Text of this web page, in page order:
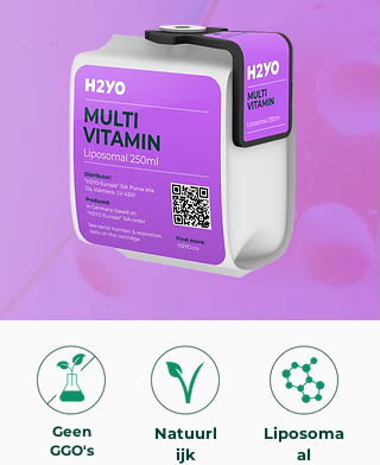
Geen
GGO's
Natuurl
ijk
Liposoma
al